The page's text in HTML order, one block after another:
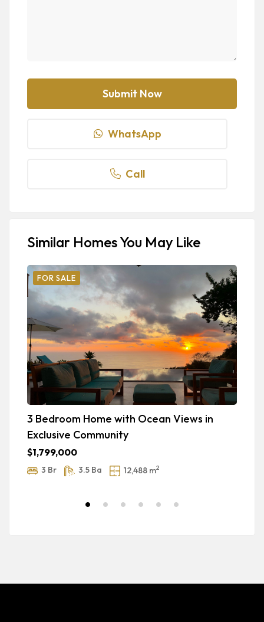
WhatsApp
Call
Similar Homes You May Like
FOR SALE
3 Bedroom Home with Ocean Views in
Exclusive Community
$1,799,000
3 Br 3.5 Ba 12,488 m2